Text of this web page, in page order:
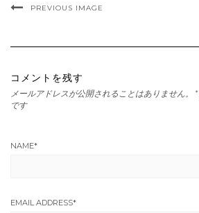
PREVIOUS IMAGE
コメントを残す
メールアドレスが公開されることはありません。 *
です
NAME*
EMAIL ADDRESS*